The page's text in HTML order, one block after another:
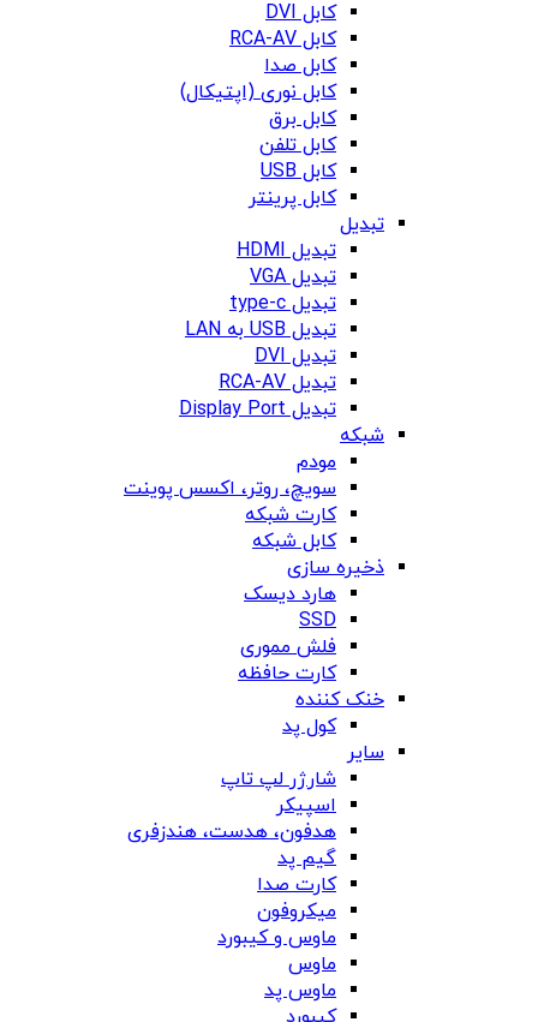
کابل DVI
کابل RCA-AV
کابل صدا
کابل نوری (اپتیکال)
کابل برق
کابل تلفن
کابل USB
کابل پرینتر
تبدیل
تبدیل HDMI
تبدیل VGA
تبدیل type-c
تبدیل USB به LAN
تبدیل DVI
تبدیل RCA-AV
تبدیل Display Port
شبکه
مودم
سویچ، روتر، اکسس پوینت
کارت شبکه
کابل شبکه
ذخیره سازی
هارد دیسک
SSD
فلش مموری
کارت حافظه
خنک کننده
کول پد
سایر
شارژر لپ تاپ
اسپیکر
هدفون، هدست، هندزفری
گیم پد
کارت صدا
میکروفون
ماوس و کیبورد
ماوس
ماوس پد